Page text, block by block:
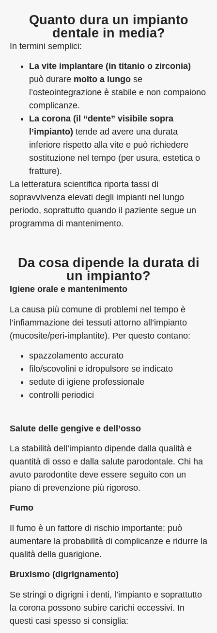
Quanto dura un impianto
dentale in media?
In termini semplici:
La vite implantare (in titanio o zirconia)
può durare molto a lungo se
l’osteointegrazione è stabile e non compaiono
complicanze.
La corona (il “dente” visibile sopra
l’impianto) tende ad avere una durata
inferiore rispetto alla vite e può richiedere
sostituzione nel tempo (per usura, estetica o
fratture).
La letteratura scientifica riporta tassi di
sopravvivenza elevati degli impianti nel lungo
periodo, soprattutto quando il paziente segue un
programma di mantenimento.
Da cosa dipende la durata di
un impianto?
Igiene orale e mantenimento
La causa più comune di problemi nel tempo è
l’infiammazione dei tessuti attorno all’impianto
(mucosite/peri-implantite). Per questo contano:
spazzolamento accurato
filo/scovolini e idropulsore se indicato
sedute di igiene professionale
controlli periodici
Salute delle gengive e dell’osso
La stabilità dell’impianto dipende dalla qualità e
quantità di osso e dalla salute parodontale. Chi ha
avuto parodontite deve essere seguito con un
piano di prevenzione più rigoroso.
Fumo
Il fumo è un fattore di rischio importante: può
aumentare la probabilità di complicanze e ridurre la
qualità della guarigione.
Bruxismo (digrignamento)
Se stringi o digrigni i denti, l’impianto e soprattutto
la corona possono subire carichi eccessivi. In
questi casi spesso si consiglia: